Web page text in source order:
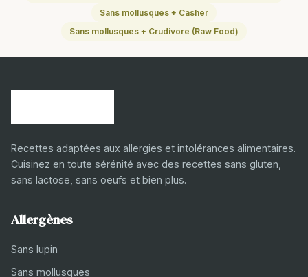
Sans mollusques + Casher
Sans mollusques + Crudivore (Raw Food)
Recettes adaptées aux allergies et intolérances alimentaires.
Cuisinez en toute sérénité avec des recettes sans gluten,
sans lactose, sans oeufs et bien plus.
Allergènes
Sans lupin
Sans mollusques